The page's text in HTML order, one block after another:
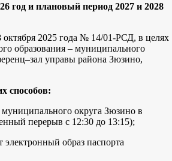
год и плановый период 2027 и 2028
октября 2025 года № 14/01-РСД, в целях
образования – муниципального
управы района Зюзино,
способов:
округа Зюзино в
перерыв с 12:30 до 13:15);
образ паспорта